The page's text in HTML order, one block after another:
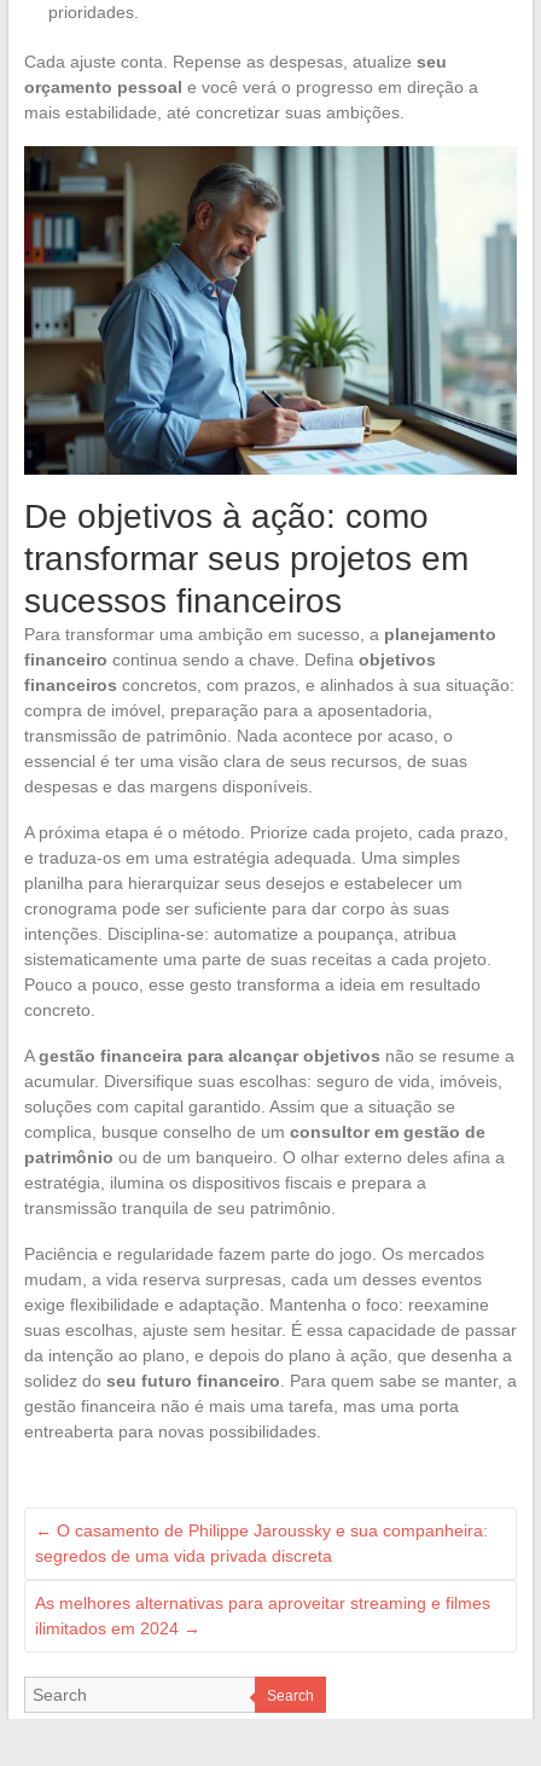
prioridades.
Cada ajuste conta. Repense as despesas, atualize seu
orçamento pessoal e você verá o progresso em direção a
mais estabilidade, até concretizar suas ambições.
De objetivos à ação: como
transformar seus projetos em
sucessos financeiros
Para transformar uma ambição em sucesso, a planejamento
financeiro continua sendo a chave. Defina objetivos
financeiros concretos, com prazos, e alinhados à sua situação:
compra de imóvel, preparação para a aposentadoria,
transmissão de patrimônio. Nada acontece por acaso, o
essencial é ter uma visão clara de seus recursos, de suas
despesas e das margens disponíveis.
A próxima etapa é o método. Priorize cada projeto, cada prazo,
e traduza-os em uma estratégia adequada. Uma simples
planilha para hierarquizar seus desejos e estabelecer um
cronograma pode ser suficiente para dar corpo às suas
intenções. Disciplina-se: automatize a poupança, atribua
sistematicamente uma parte de suas receitas a cada projeto.
Pouco a pouco, esse gesto transforma a ideia em resultado
concreto.
Agestão financeira para alcançar objetivos não se resume a
acumular. Diversifique suas escolhas: seguro de vida, imóveis,
soluções com capital garantido. Assim que a situação se
complica, busque conselho de um consultor em gestão de
patrimônio ou de um banqueiro. O olhar externo deles afina a
estratégia, ilumina os dispositivos fiscais e prepara a
transmissão tranquila de seu patrimônio.
Paciência e regularidade fazem parte do jogo. Os mercados
mudam, a vida reserva surpresas, cada um desses eventos
exige flexibilidade e adaptação. Mantenha o foco: reexamine
suas escolhas, ajuste sem hesitar. É essa capacidade de passar
da intenção ao plano, e depois do plano à ação, que desenha a
solidez do seu futuro financeiro . Para quem sabe se manter, a
gestão financeira não é mais uma tarefa, mas uma porta
entreaberta para novas possibilidades.
← O casamento de Philippe Jaroussky e sua companheira:
segredos de uma vida privada discreta
As melhores alternativas para aproveitar streaming e filmes
ilimitados em 2024 →
Search